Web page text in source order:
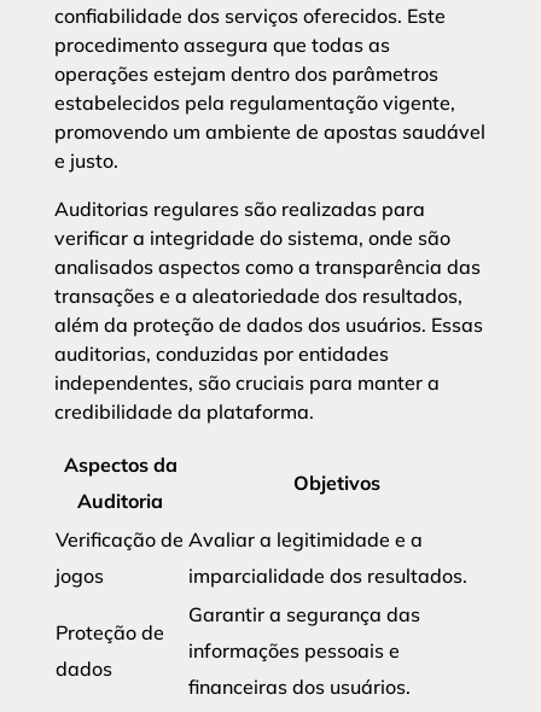
confiabilidade dos serviços oferecidos. Este
procedimento assegura que todas as
operações estejam dentro dos parâmetros
estabelecidos pela regulamentação vigente,
promovendo um ambiente de apostas saudável
e justo.
Auditorias regulares são realizadas para
verificar a integridade do sistema, onde são
analisados aspectos como a transparência das
transações e a aleatoriedade dos resultados,
além da proteção de dados dos usuários. Essas
auditorias, conduzidas por entidades
independentes, são cruciais para manter a
credibilidade da plataforma.
Aspectos da
Auditoria
Objetivos
Verificação de
jogos
Avaliar a legitimidade e a
imparcialidade dos resultados.
Proteção de
dados
Garantir a segurança das
informações pessoais e
financeiras dos usuários.